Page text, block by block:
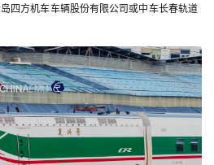
四方机车车辆股份有限公司或中车长春轨道